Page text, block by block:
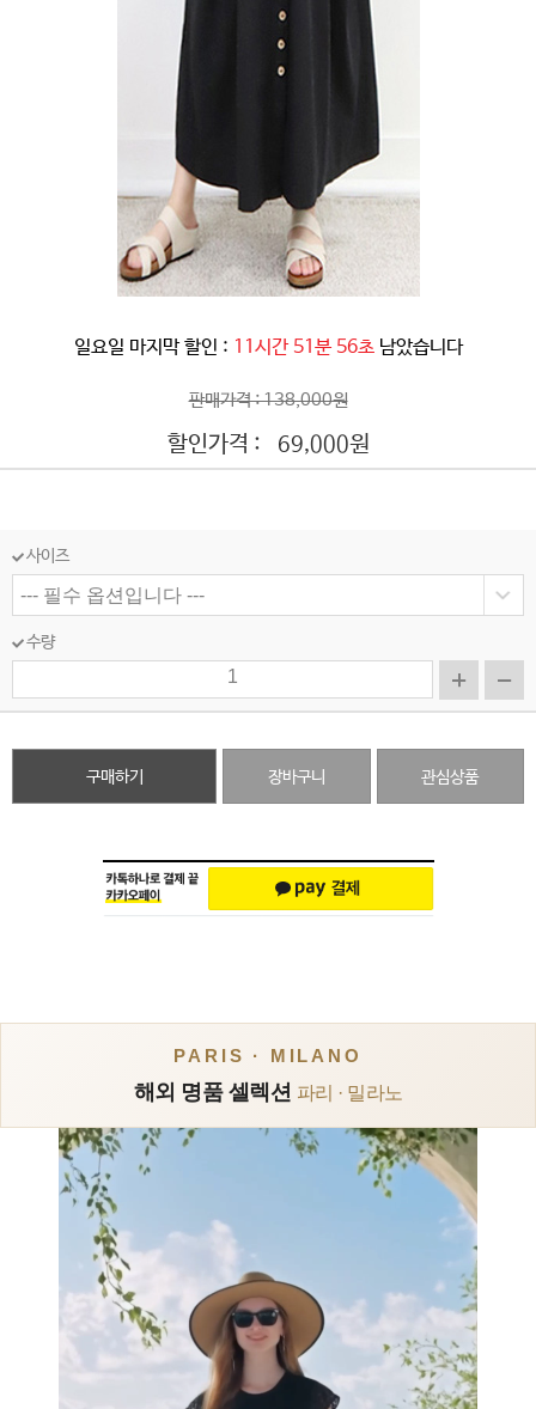
일요일 마지막 할인 : 11시간 51분 54초 남았습니다
판매가격 : 138,000원
할인가격 : 69,000원
사이즈
수량
구매하기 장바구니 관심상품
PARIS · MILANO
해외 명품 셀렉션 파리 · 밀라노